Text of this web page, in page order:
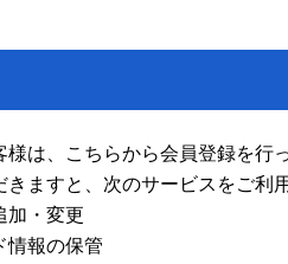
は、こちらから会員登録を行
ますと、次のサービスをご利
加・変更
情報の保管